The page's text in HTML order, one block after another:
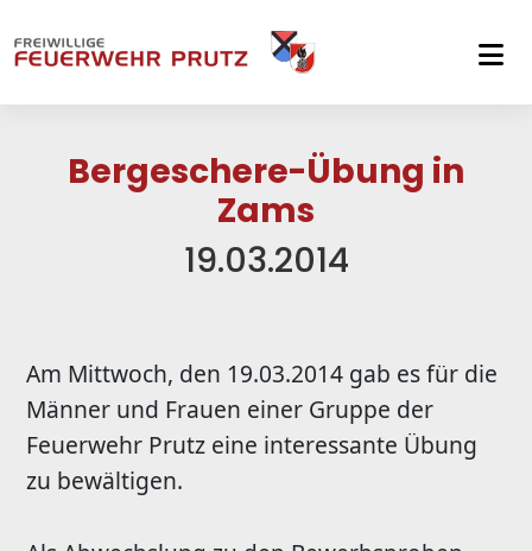
Bergeschere-Übung in
Zams
19.03.2014
Am Mittwoch, den 19.03.2014 gab es für die
Männer und Frauen einer Gruppe der
Feuerwehr Prutz eine interessante Übung
zu bewältigen.